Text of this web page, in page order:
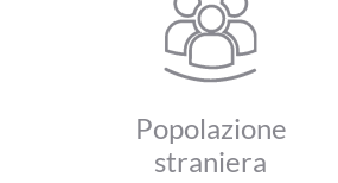
Popolazione
straniera